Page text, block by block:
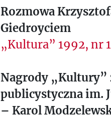
Rozmowa
Giedroyciem
„Kultura” 1992, nr
Nagrody „Kultury”
publicystyczna im.
– Karol